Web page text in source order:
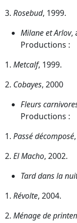
3. Rosebud, 1999.
Milane et Arlov,
Productions :
1. Metcalf, 1999.
2. Cobayes, 2000
Fleurs
Productions :
1. Passé décomposé
2. El Macho, 2002.
Tard dans la
1. Révolte, 2004.
2. Ménage de